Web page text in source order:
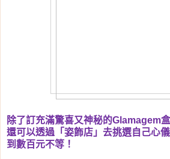
除了訂充滿驚喜又神秘的Glamagem
還可以透過「姿飾店」去挑選自己心
到數百元不等！